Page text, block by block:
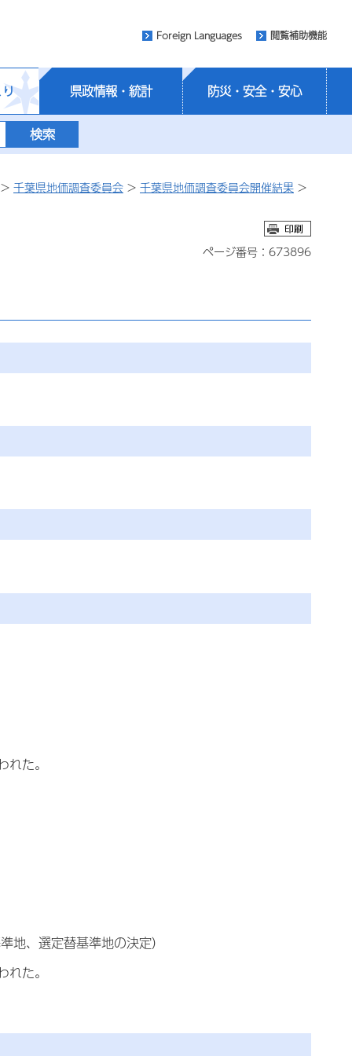
Foreign Languages 閲覧補助機能
県政情報・統計 防災・安全・安心
> 千葉県地価調査委員会 > 千葉県地価調査委員会開催結果 >
ページ番号：673896
た。
、選定替基準地の決定）
た。